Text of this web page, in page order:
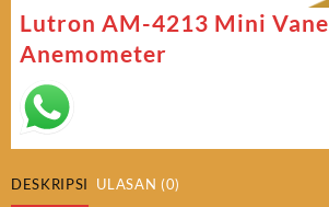
Lutron AM-4213 Mini Vane
Anemometer
DESKRIPSI ULASAN (0)